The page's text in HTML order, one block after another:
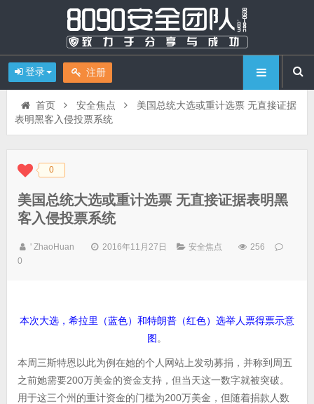
登录 注册
首页 安全焦点
美国总统大选或重计选票 无直接证据
表明黑客入侵投票系统
◆◆ 0
美国总统大选或重计选票 无直接证据表明黑
客入侵投票系统
' ZhaoHuan 2016年11月27日 安全焦点
256
0
本次大选，希拉里（蓝色）和特朗普（红色）选举人票得票示意
图 。
本周三斯特恩以此为例在她的个人网站上发动募捐，并称到周五
之前她需要200万美金的资金支持，但当天这一数字就被突破。
用于这三个州的重计资金的门槛为200万美金，但随着捐款人数